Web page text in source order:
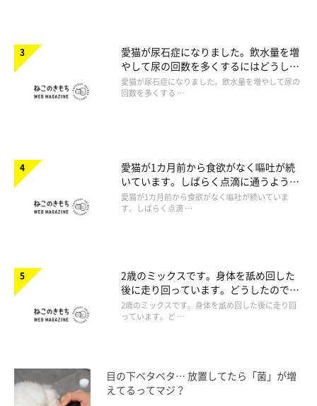
愛猫が尿石症になりました。飲水量を増
やして尿の回数を多くするにはどうした
らいいですか。
愛猫が尿石症になりました。飲水量を増やして尿の
回数を多くする …
愛猫が1カ月前から食欲がなく嘔吐が続
いています。しばらく点滴に通うように
言われたのですが心配です。
愛猫が1カ月前から食欲がなく嘔吐が続いていま
す。しばらく点滴 …
2歳のミックスです。身体を舐め回した
後に走り回っています。どうしたのでし
ょうか。
2歳のミックスです。身体を舐め回した後に走り回
っています。ど …
目の下ベタベタ… 放置してたら「菌」が増
えてるってマジ？